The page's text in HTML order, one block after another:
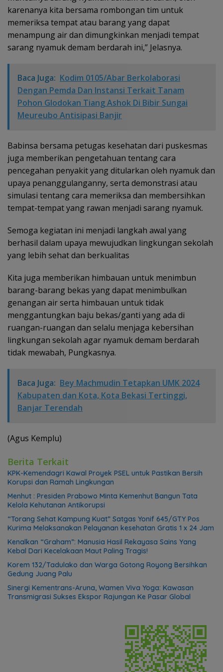
karenanya kita bersama rombongan tim untuk
memeriksa tempat atau barang yang dapat
menampung air dan dimungkinkan menjadi tempat
sarang nyamuk demam berdarah ini,” Jelasnya.
Baca Juga: Kodim 0105/Abar Berkolaborasi
Dengan Pemda Dan Instansi Terkait Tanam
Pohon Glodokan Tiang Ashok Di Bibir Sungai
Meureubo Antisipasi Banjir
Babinsa bersama petugas kesehatan dari puskesmas
juga memberikan pengetahuan tentang cara
pencegahan penyakit yang ditularkan oleh nyamuk dan
upaya penanggulanganny, serta demonstrasi atau
simulasi tentang cara memeriksa dan membersihkan
tempat-tempat yang rawan menjadi sarang nyamuk.
Semoga kegiatan ini menjadi langkah awal yang
berhasil dalam upaya mewujudkan lingkungan sekolah
yang lebih sehat dan berkualitas
Kita juga memberikan himbauan untuk menimbun
barang-barang bekas yang dapat menimbulkan
genangan air serta himbauan untuk tidak
menggantungkan baju bekas/ganti yang ada di
ruangan-ruangan dan selalu menjaga kebersihan
lingkungan sekolah agar nyamuk demam berdarah
tidak mewabah, Pungkasnya.
Baca Juga: Bey Machmudin Tetapkan UMK 2024
Kabupaten dan Kota, Kota Bekasi Tertinggi,
Banjar Terendah
(Agus Kemplu)
Berita Terkait
KPK-Kemendagri Kawal Proyek PSEL untuk Pastikan Bersih
Korupsi dan Ramah Lingkungan
Menhut : Presiden Prabowo Minta Kemenhut Bangun Tata
Kelola Kehutanan Antikorupsi
“Torang Sehat Kampung Kuat” Satgas Yonif 645/GTY Pos
Kurima Melaksanakan Pelayanan kesehatan Gratis 1 x 24 Jam
Kenalkan “Graham”: Manusia Hasil Rekayasa Sains Yang
Kebal Dari Kecelakaan Maut Paling Tragis!
Korem 132/Tadulako dan Warga Gotong Royong Bersihkan
Gedung Juang Palu
Sinergi Kementrans-Aruna, Wamen Viva Yoga: Kawasan
Transmigrasi Sukses Ekspor Rajungan Ke Pasar Global